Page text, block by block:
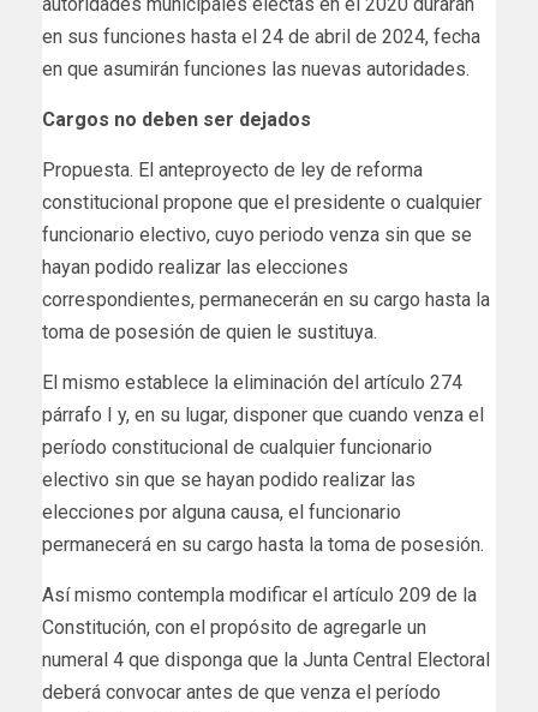
en sus funciones hasta el 24 de abril de 2024, fecha
en que asumirán funciones las nuevas autoridades.
Cargos no deben ser dejados
Propuesta. El anteproyecto de ley de reforma
constitucional propone que el presidente o cualquier
funcionario electivo, cuyo periodo venza sin que se
hayan podido realizar las elecciones
correspondientes, permanecerán en su cargo hasta la
toma de posesión de quien le sustituya.
El mismo establece la eliminación del artículo 274
párrafo I y, en su lugar, disponer que cuando venza el
período constitucional de cualquier funcionario
electivo sin que se hayan podido realizar las
elecciones por alguna causa, el funcionario
permanecerá en su cargo hasta la toma de posesión.
Así mismo contempla modificar el artículo 209 de la
Constitución, con el propósito de agregarle un
numeral 4 que disponga que la Junta Central Electoral
deberá convocar antes de que venza el período